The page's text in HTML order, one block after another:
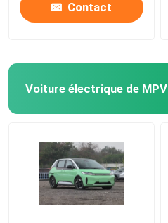
Contact
Voiture électrique de MPV